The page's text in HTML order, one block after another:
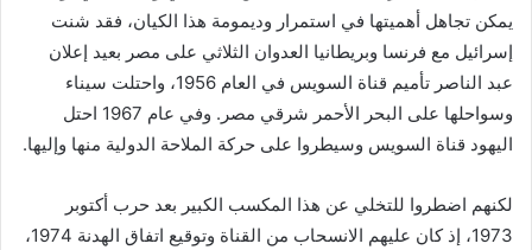
يمكن تجاهل أهميتها في استمرار وديمومة هذا الكيان، فقد شنت
إسرائيل مع فرنسا وبريطانيا العدوان الثلاثي على مصر بعيد إعلان
عبد الناصر تأميم قناة السويس في العام 1956، واحتلت سيناء
وسواحلها على البحر الأحمر شرقي مصر. وفي عام 1967 احتل
اليهود قناة السويس وسيطروا على حركة الملاحة الدولية منها وإليها.
لكنهم اضطروا للتخلي عن هذا المكسب الكبير بعد حرب أكتوبر
1973، إذ كان عليهم الانسحاب من القناة وتوقيع اتفاق الهدنة 1974،